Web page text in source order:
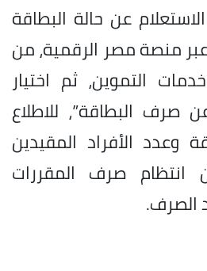
عن حالة البطاقة
عبر منصة مصر الرقمية، من
التموين، ثم اختيار
صرف البطاقة”، للاطلاع
الأفراد المقيدين
انتظام صرف المقررات
الصرف.